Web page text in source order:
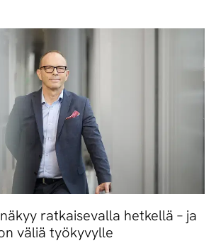
ratkaisevalla hetkellä – ja
väliä työkyvylle